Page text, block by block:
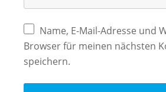
Name, E-Mail-Adresse und
Browser für meinen nächsten
speichern.